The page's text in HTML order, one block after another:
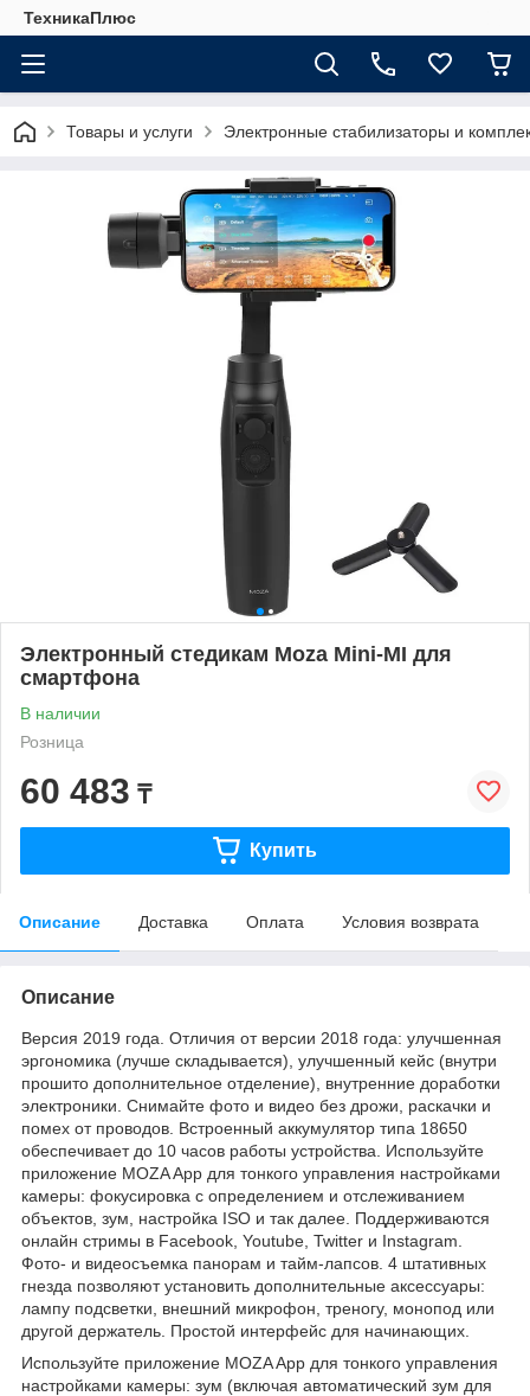
ТехникаПлюс
Товары и услуги Электронные стабилизаторы и
Электронный стедикам Moza Mini-MI для
смартфона
В наличии
Розница
60 483 ₸
Купить
Описание Доставка Оплата Условия возврата
Описание
Bерсия 2019 года. Отличия от версии 2018 года: улучшенная
эргономика (лучше складывается), улучшенный кейс (внутри
прошито дополнительное отделение), внутренние доработки
электроники. Снимайте фото и видео без дрожи, раскачки и
помех от проводов. Встроенный аккумулятор типа 18650
обеспечивает до 10 часов работы устройства. Используйте
приложение MOZA App для тонкого управления настройками
камеры: фокусировка с определением и отслеживанием
объектов, зум, настройка ISO и так далее. Поддерживаются
онлайн стримы в Facebook, Youtube, Twitter и Instagram.
Фото- и видеосъемка панорам и тайм-лапсов. 4 штативных
гнезда позволяют установить дополнительные аксессуары:
лампу подсветки, внешний микрофон, треногу, монопод или
другой держатель. Простой интерфейс для начинающих.
Используйте приложение MOZA App для тонкого управления
настройками камеры: зум (включая автоматический зум для